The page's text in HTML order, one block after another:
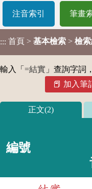
注音索引 筆畫
::: 首頁 > 基本檢索 > 檢
輸入「 =結實 」查詢字詞
加入筆
正文(2)
編號